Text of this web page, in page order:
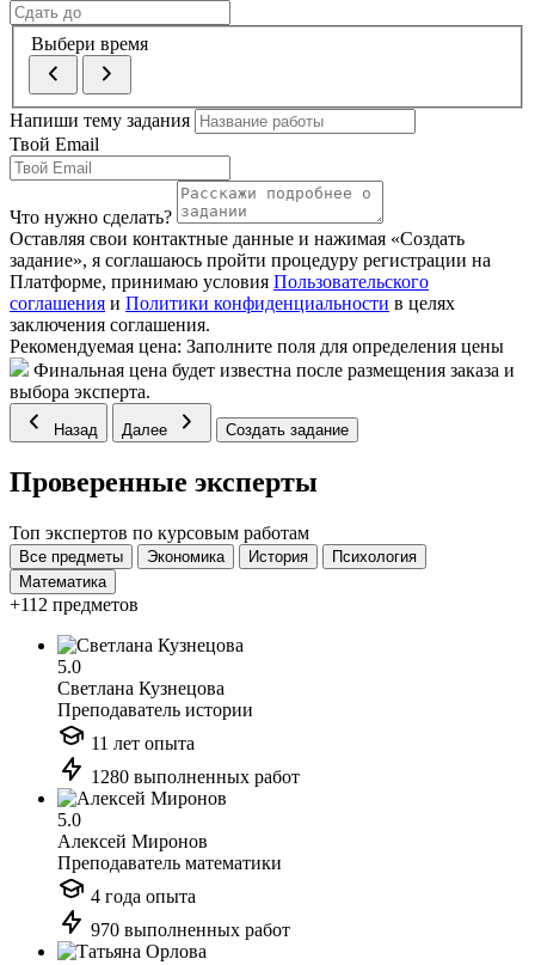
Выбери время
Напиши тему задания
Твой Email
Что нужно сделать?
Оставляя свои контактные данные и нажимая «Создать
задание», я соглашаюсь пройти процедуру регистрации на
Платформе, принимаю условия Пользовательского
соглашения и Политики конфиденциальности в целях
заключения соглашения.
Рекомендуемая цена: Заполните поля для определения цены
Финальная цена будет известна после размещения заказа и
выбора эксперта.
Назад Далее Создать задание
Проверенные эксперты
Топ экспертов по курсовым работам
Все предметы Экономика История
Психология
Математика
+112 предметов
5.0
Светлана Кузнецова
Преподаватель истории
11 лет опыта
1280 выполненных работ
5.0
Алексей Миронов
Преподаватель математики
4 года опыта
970 выполненных работ